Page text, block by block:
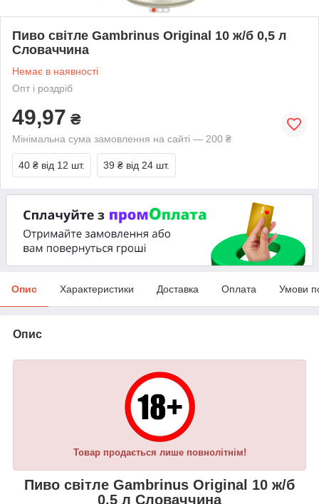
Пиво світле Gambrinus Original 10 ж/б 0,5 л
Словаччина
Немає в наявності
Опт і роздріб
49,97 ₴
Мінімальна сума замовлення на сайті — 200 ₴
40 ₴ від 12 шт. 39 ₴ від 24 шт.
Опис Характеристики Доставка Оплата Умови
Опис
Товар продається лише повнолітнім!
Пиво світле Gambrinus Original 10 ж/б
0,5 л Словаччина